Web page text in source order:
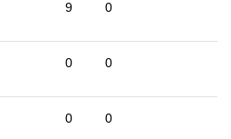
9 0
0 0
0 0